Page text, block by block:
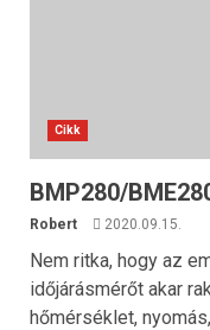
Cikk
BMP280/
Robert 2020.09.15.
Nem ritka, hogy az
időjárásmérőt akar
hőmérséklet,